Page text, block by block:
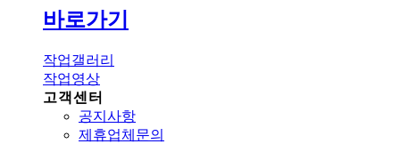
바로가기
작업갤러리
작업영상
고객센터
공지사항
제휴업체문의